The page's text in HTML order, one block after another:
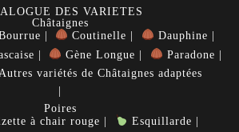
DES VARIETES
Châtaignes
Coutinelle
Dauphine
Gène Longue
Paradone
variétés de Châtaignes adaptées
Poires
à chair rouge
Esquillarde